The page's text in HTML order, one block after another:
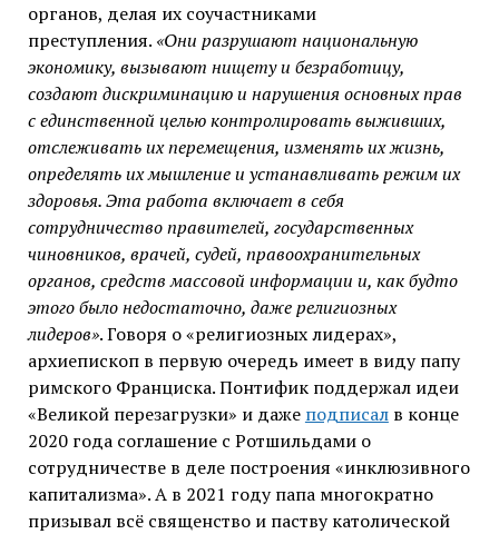
органов, делая их соучастниками
преступления. «Они разрушают национальную
экономику, вызывают нищету и безработицу,
создают дискриминацию и нарушения основных прав
с единственной целью контролировать выживших,
отслеживать их перемещения, изменять их жизнь,
определять их мышление и устанавливать режим их
здоровья. Эта работа включает в себя
сотрудничество правителей, государственных
чиновников, врачей, судей, правоохранительных
органов, средств массовой информации и, как будто
этого было недостаточно, даже религиозных
лидеров». Говоря о «религиозных лидерах»,
архиепископ в первую очередь имеет в виду папу
римского Франциска. Понтифик поддержал идеи
«Великой перезагрузки» и даже подписалв конце
2020 года соглашение с Ротшильдами о
сотрудничестве в деле построения «инклюзивного
капитализма». А в 2021 году папа многократно
призывал всё священство и паству католической